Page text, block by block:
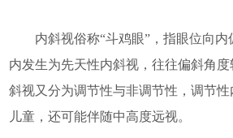
内斜视俗称“斗鸡眼”，指眼位向内
内发生为先天性内斜视，往往偏斜角
斜视又分为调节性与非调节性，调节
儿童，还可能伴随中高度远视。